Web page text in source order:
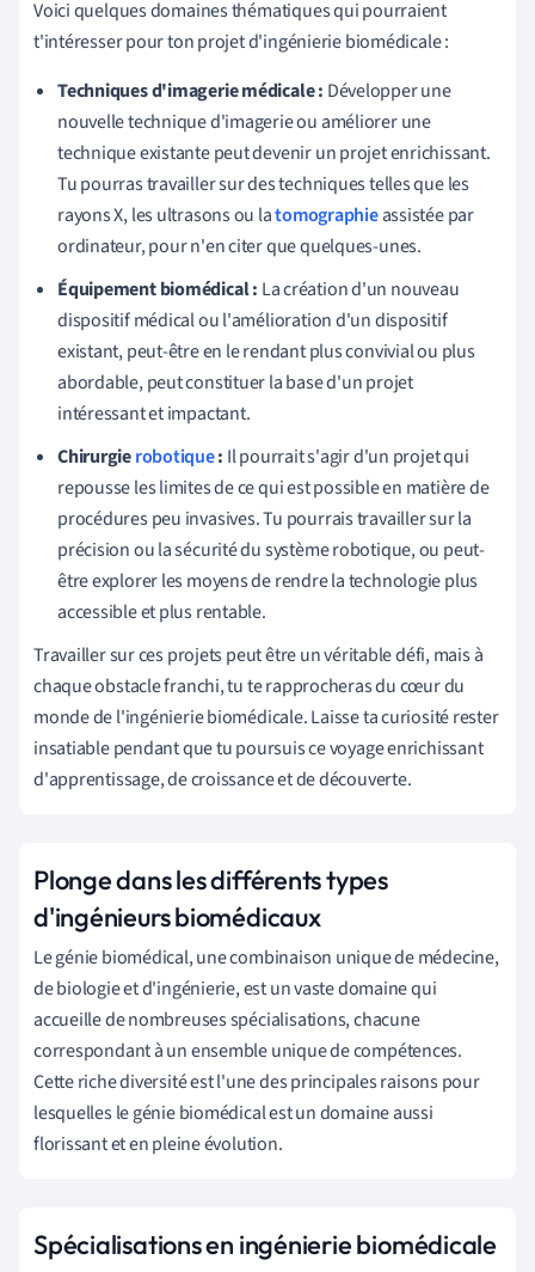
Voici quelques domaines thématiques qui pourraient
t'intéresser pour ton projet d'ingénierie biomédicale :
Techniques d'imagerie médicale : Développer une
nouvelle technique d'imagerie ou améliorer une
technique existante peut devenir un projet enrichissant.
Tu pourras travailler sur des techniques telles que les
rayons X, les ultrasons ou latomographieassistée par
ordinateur, pour n'en citer que quelques-unes.
Équipement biomédical : La création d'un nouveau
dispositif médical ou l'amélioration d'un dispositif
existant, peut-être en le rendant plus convivial ou plus
abordable, peut constituer la base d'un projet
intéressant et impactant.
Chirurgierobotique: Il pourrait s'agir d'un projet qui
repousse les limites de ce qui est possible en matière de
procédures peu invasives. Tu pourrais travailler sur la
précision ou la sécurité du système robotique, ou peut-
être explorer les moyens de rendre la technologie plus
accessible et plus rentable.
Travailler sur ces projets peut être un véritable défi, mais à
chaque obstacle franchi, tu te rapprocheras du cœur du
monde de l'ingénierie biomédicale. Laisse ta curiosité rester
insatiable pendant que tu poursuis ce voyage enrichissant
d'apprentissage, de croissance et de découverte.
Plonge dans les différents types
d'ingénieurs biomédicaux
Le génie biomédical, une combinaison unique de médecine,
de biologie et d'ingénierie, est un vaste domaine qui
accueille de nombreuses spécialisations, chacune
correspondant à un ensemble unique de compétences.
Cette riche diversité est l'une des principales raisons pour
lesquelles le génie biomédical est un domaine aussi
florissant et en pleine évolution.
Spécialisations en ingénierie biomédicale